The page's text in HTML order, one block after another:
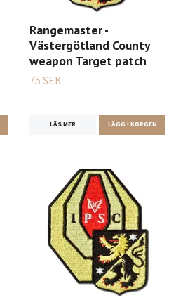
Rangemaster -
Västergötland County
weapon Target patch
75 SEK
LÄS MER LÄGG I KORGEN